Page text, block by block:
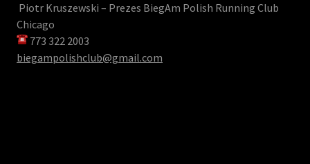
Piotr Kruszewski – Prezes BiegAm Polish Running Club
Chicago
773 322 2003
biegampolishclub@gmail.com